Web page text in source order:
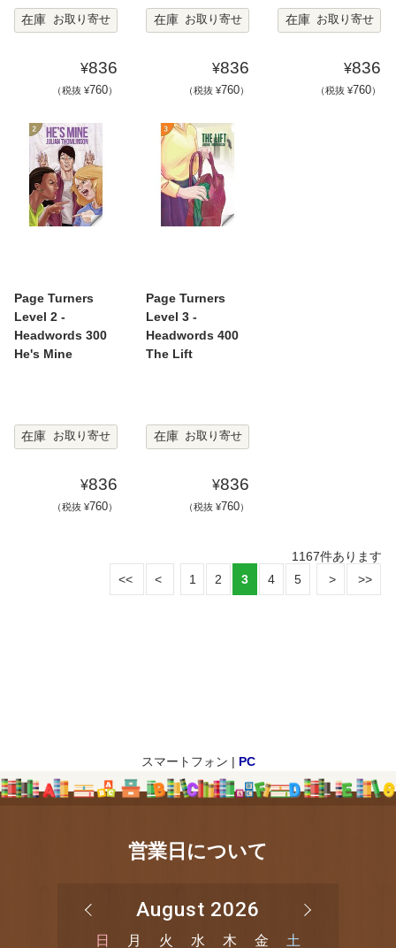
在庫 お取り寄せ
¥836
（税抜 ¥760）
在庫 お取り寄せ
¥836
（税抜 ¥760）
在庫 お取り寄せ
¥836
（税抜 ¥760）
Page Turners
Level 2 -
Headwords 300
He's Mine
在庫 お取り寄せ
¥836
（税抜 ¥760）
Page Turners
Level 3 -
Headwords 400
The Lift
在庫 お取り寄せ
¥836
（税抜 ¥760）
1167件あります
1
2 3 4 5
スマートフォン | PC
営業日について
August 2026
日 月 火 水 木 金
土